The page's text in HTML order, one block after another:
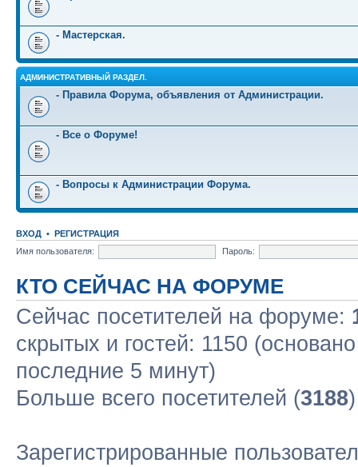
- Мастерская.
АДМИНИСТРАТИВНЫЙ РАЗДЕЛ.
- Правила Форума, объявления от Администрации.
- Все о Форуме!
- Вопросы к Администрации Форума.
ВХОД • РЕГИСТРАЦИЯ
Имя пользователя:
Пароль:
КТО СЕЙЧАС НА ФОРУМЕ
Сейчас посетителей на форуме:
скрытых и гостей: 1150
последние 5 минут)
Больше всего посетителей (3188
Зарегистрированные